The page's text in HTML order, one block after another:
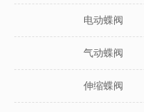
电动蝶阀
气动蝶阀
伸缩蝶阀